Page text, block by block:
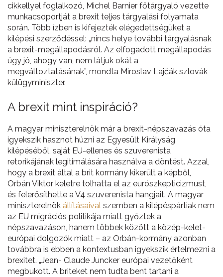
cikkellyel foglalkozó, Michel Barnier főtárgyaló vezette
munkacsoportját a brexit teljes tárgyalási folyamata
során. Több ízben is kifejezték elégedettségüket a
kilépési szerződéssel: „nincs helye további tárgyalásnak
a brexit-megállapodásról. Az elfogadott megállapodás
úgy jó, ahogy van, nem látjuk okát a
megváltoztatásának”, mondta Miroslav Lajčák szlovák
külügyminiszter.
A brexit mint inspiráció?
A magyar miniszterelnök már a brexit-népszavazás óta
igyekszik hasznot húzni az Egyesült Királyság
kilépéséből, saját EU-ellenes és szuverenista
retorikájának legitimálására használva a döntést. Azzal,
hogy a brexit által a brit kormány kikerült a képből,
Orbán Viktor keletre tolhatta el az eurószkepticizmust,
és felerősíthette a V4 szuverenista hangjait. A magyar
miniszterelnök állításaival szemben a kilépéspártiak nem
az EU migrációs politikája miatt győztek a
népszavazáson, hanem többek között a közép-kelet-
európai dolgozók miatt – az Orbán-kormány azonban
továbbra is ebben a kontextusban igyekszik értelmezni a
brexitet. „Jean- Claude Juncker európai vezetőként
megbukott. A briteket nem tudta bent tartani a